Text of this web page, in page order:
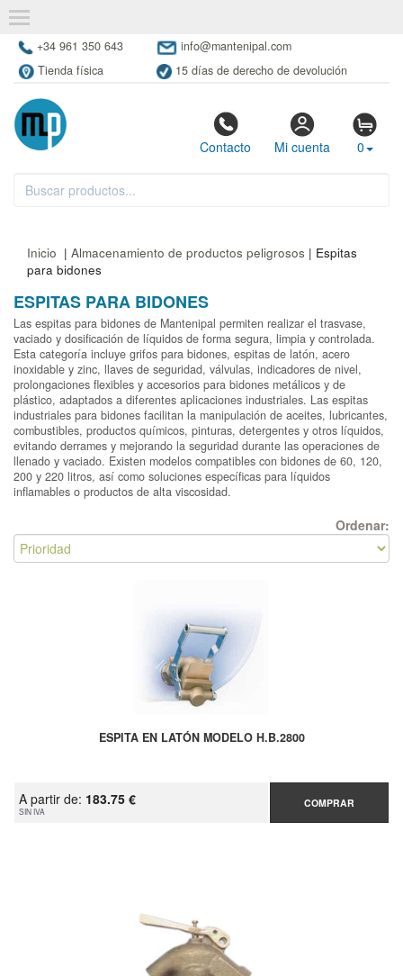
+34 961 350 643
info@mantenipal.com
Tienda física
15 días de derecho de devolución
Contacto Mi cuenta 0
Inicio | Almacenamiento de productos peligrosos | Espitas
para bidones
ESPITAS PARA BIDONES
Las espitas para bidones de Mantenipal permiten realizar el trasvase,
vaciado y dosificación de líquidos de forma segura, limpia y controlada.
Esta categoría incluye grifos para bidones, espitas de latón, acero
inoxidable y zinc, llaves de seguridad, válvulas, indicadores de nivel,
prolongaciones flexibles y accesorios para bidones metálicos y de
plástico, adaptados a diferentes aplicaciones industriales. Las espitas
industriales para bidones facilitan la manipulación de aceites, lubricantes,
combustibles, productos químicos, pinturas, detergentes y otros líquidos,
evitando derrames y mejorando la seguridad durante las operaciones de
llenado y vaciado. Existen modelos compatibles con bidones de 60, 120,
200 y 220 litros, así como soluciones específicas para líquidos
inflamables o productos de alta viscosidad.
Ordenar:
ESPITA EN LATÓN MODELO H.B.2800
A partir de: 183.75 €
SIN IVA
COMPRAR